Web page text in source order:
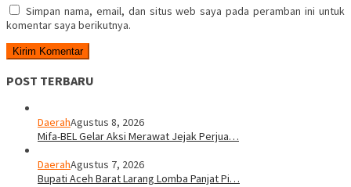
Simpan nama, email, dan situs web saya pada peramban ini untuk
komentar saya berikutnya.
POST TERBARU
DaerahAgustus 8, 2026
Mifa-BEL Gelar Aksi Merawat Jejak Perjua…
DaerahAgustus 7, 2026
Bupati Aceh Barat Larang Lomba Panjat Pi…